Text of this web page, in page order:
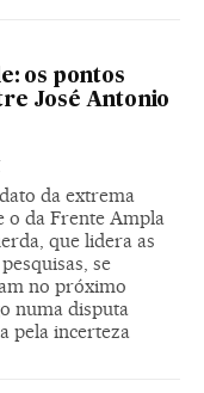
os pontos
José Antonio
da extrema
o da Frente Ampla
que lidera as
se
no próximo
numa disputa
pela incerteza